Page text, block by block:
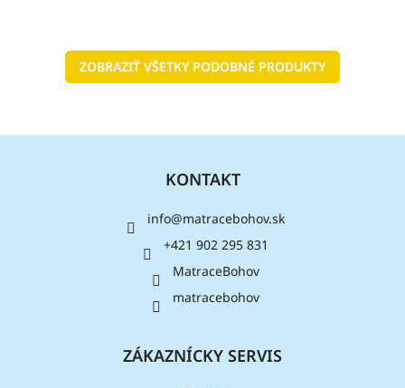
ZOBRAZIŤ VŠETKY PODOBNÉ PRODUKTY
Z
KONTAKT
info@matracebohov.sk
+421 902 295 831
MatraceBohov
matracebohov
ZÁKAZNÍCKY SERVIS